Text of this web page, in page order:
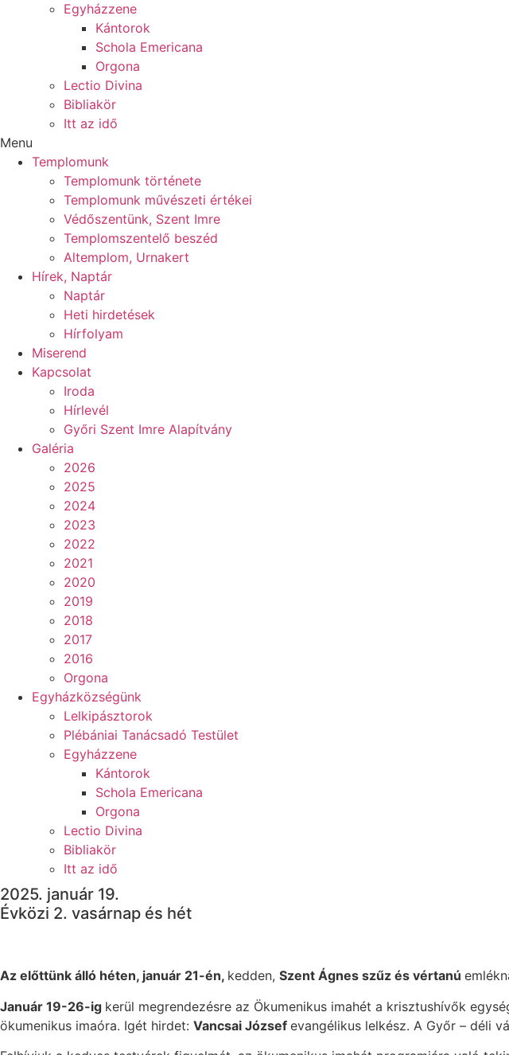
Egyházzene
Kántorok
Schola Emericana
Orgona
Lectio Divina
Bibliakör
Itt az idő
Menu
Templomunk
Templomunk története
Templomunk művészeti értékei
Védőszentünk, Szent Imre
Templomszentelő beszéd
Altemplom, Urnakert
Hírek, Naptár
Naptár
Heti hirdetések
Hírfolyam
Miserend
Kapcsolat
Iroda
Hírlevél
Győri Szent Imre Alapítvány
Galéria
2026
2025
2024
2023
2022
2021
2020
2019
2018
2017
2016
Orgona
Egyházközségünk
Lelkipásztorok
Plébániai Tanácsadó Testület
Egyházzene
Kántorok
Schola Emericana
Orgona
Lectio Divina
Bibliakör
Itt az idő
2025. január 19.
Évközi 2. vasárnap és hét
Az előttünk álló héten, január 21-én, kedden, Szent Ágnes szűz és vértanú
Január 19-26-ig kerül megrendezésre az Ökumenikus imahét a krisztushívők
ökumenikus imaóra. Igét hirdet: Vancsai József evangélikus lelkész. A Győr – déli